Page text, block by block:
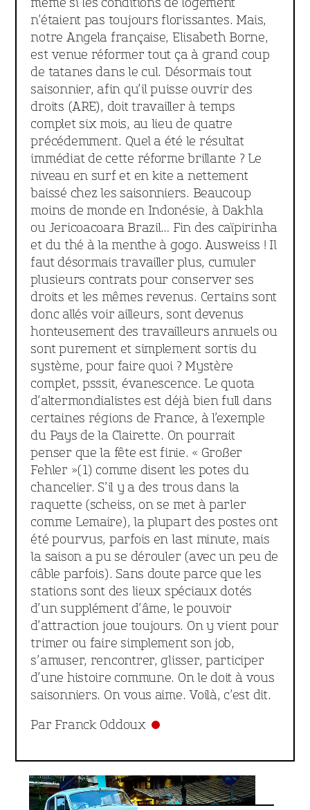
n’étaient pas toujours florissantes. Mais,
notre Angela française, Elisabeth Borne,
est venue réformer tout ça à grand coup
de tatanes dans le cul. Désormais tout
saisonnier, afin qu’il puisse ouvrir des
droits (ARE), doit travailler à temps
complet six mois, au lieu de quatre
précédemment. Quel a été le résultat
immédiat de cette réforme brillante ? Le
niveau en surf et en kite a nettement
baissé chez les saisonniers. Beaucoup
moins de monde en Indonésie, à Dakhla
ou Jericoacoara Brazil… Fin des caïpirinha
et du thé à la menthe à gogo. Ausweiss ! Il
faut désormais travailler plus, cumuler
plusieurs contrats pour conserver ses
droits et les mêmes revenus. Certains sont
donc allés voir ailleurs, sont devenus
honteusement des travailleurs annuels ou
sont purement et simplement sortis du
système, pour faire quoi ? Mystère
complet, psssit, évanescence. Le quota
d’altermondialistes est déjà bien full dans
certaines régions de France, à l’exemple
du Pays de la Clairette. On pourrait
penser que la fête est finie. « Großer
Fehler »(1) comme disent les potes du
chancelier. S’il y a des trous dans la
raquette (scheiss, on se met à parler
comme Lemaire), la plupart des postes ont
été pourvus, parfois en last minute, mais
la saison a pu se dérouler (avec un peu de
câble parfois). Sans doute parce que les
stations sont des lieux spéciaux dotés
d’un supplément d’âme, le pouvoir
d’attraction joue toujours. On y vient pour
trimer ou faire simplement son job,
s’amuser, rencontrer, glisser, participer
d’une histoire commune. On le doit à vous
saisonniers. On vous aime. Voilà, c’est dit.
Par Franck Oddoux